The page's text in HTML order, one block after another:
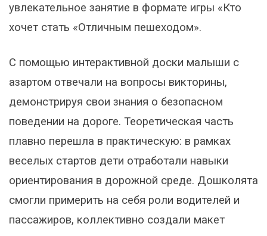
увлекательное занятие в формате игры «Кто
хочет стать «Отличным пешеходом».
С помощью интерактивной доски малыши с
азартом отвечали на вопросы викторины,
демонстрируя свои знания о безопасном
поведении на дороге. Теоретическая часть
плавно перешла в практическую: в рамках
веселых стартов дети отработали навыки
ориентирования в дорожной среде. Дошколята
смогли примерить на себя роли водителей и
пассажиров, коллективно создали макет